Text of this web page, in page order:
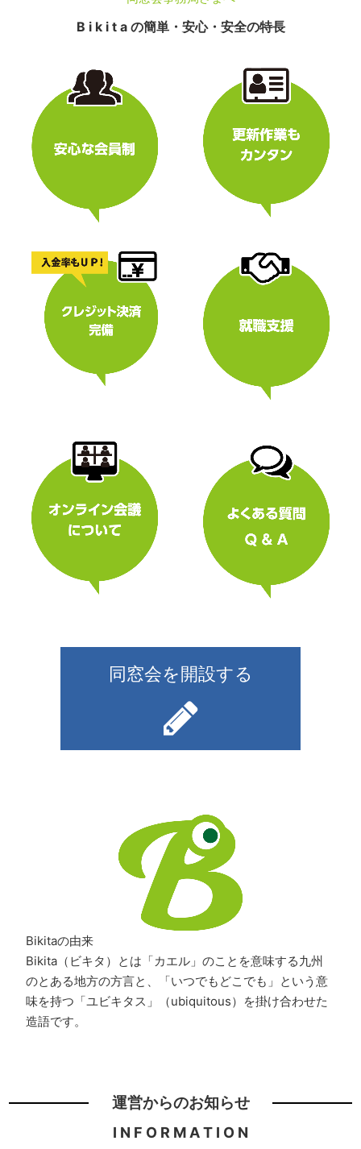
B i k i t a の簡単・安心・安全の特長
同窓会を開設する
Bikitaの由来
Bikita（ビキタ）とは「カエル」のことを意味する九州
のとある地方の方言と、「いつでもどこでも」という意
味を持つ「ユビキタス」（ubiquitous）を掛け合わせた
造語です。
運営からのお知らせ
I N F O R M A T I O N